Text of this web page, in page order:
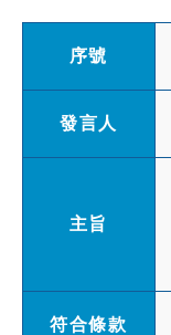
序號
發言人
主旨
符合條款